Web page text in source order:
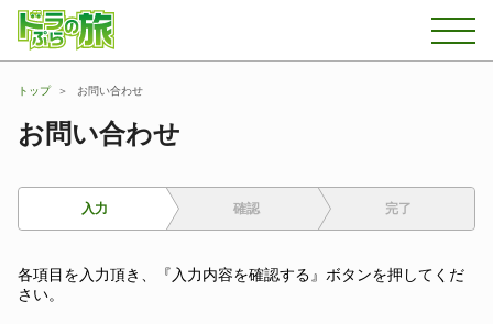
トップ お問い合わせ
お問い合わせ
入力 確認 完了
各項目を入力頂き、『入力内容を確認する』ボタンを押してくだ
さい。